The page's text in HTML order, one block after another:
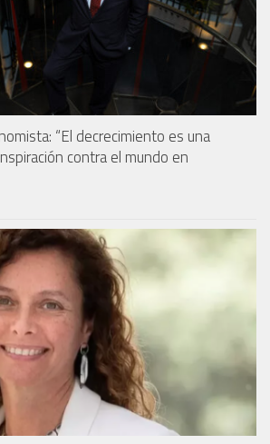
“El decrecimiento es una
contra el mundo en